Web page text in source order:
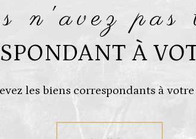
n'avez pas
À
les biens correspondants à